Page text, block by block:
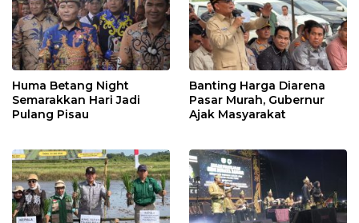
Huma Betang Night
Semarakkan Hari Jadi
Pulang Pisau
Banting Harga Diarena
Pasar Murah, Gubernur
Ajak Masyarakat